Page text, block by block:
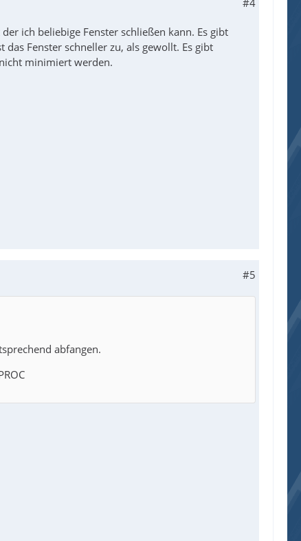
#4
ich beliebige Fenster schließen kann. Es gibt
Fenster schneller zu, als gewollt. Es gibt
minimiert werden.
#5
abfangen.